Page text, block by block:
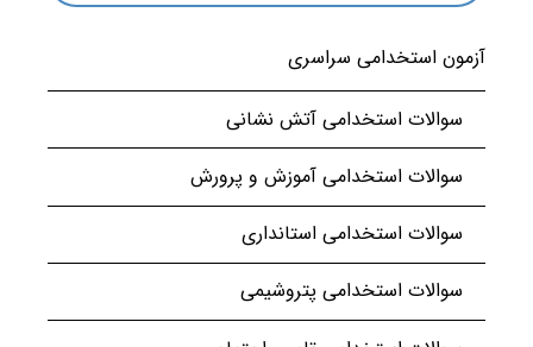
آزمون استخدامی سراسری
سوالات استخدامی آتش نشانی
سوالات استخدامی آموزش و پرورش
سوالات استخدامی استانداری
سوالات استخدامی پتروشیمی